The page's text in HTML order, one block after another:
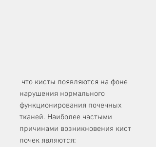
нарушения нормального
функционирования почечных
тканей. Наиболее частыми
причинами возникновения кист
почек являются: